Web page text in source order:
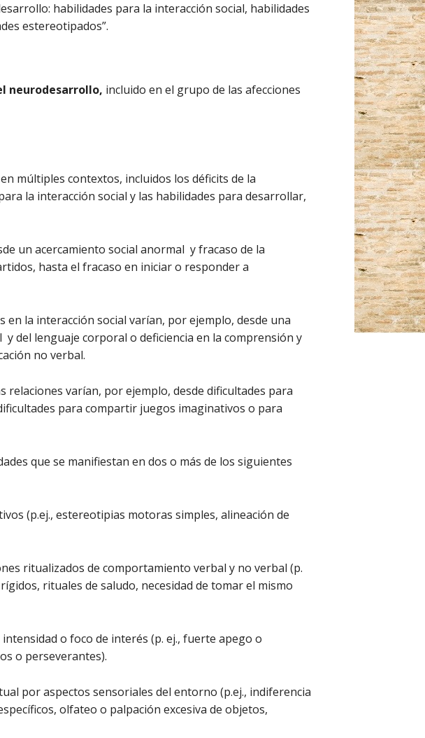
habilidades para la interacción social, habilidades
estereotipados”.
neurodesarrollo, incluido en el grupo de las afecciones
múltiples contextos, incluidos los déficits de la
la interacción social y las habilidades para desarrollar,
un acercamiento social anormal y fracaso de la
hasta el fracaso en iniciar o responder a
la interacción social varían, por ejemplo, desde una
del lenguaje corporal o deficiencia en la comprensión y
no verbal.
varían, por ejemplo, desde dificultades para
para compartir juegos imaginativos o para
que se manifiestan en dos o más de los siguientes
(p.ej., estereotipias motoras simples, alineación de
ritualizados de comportamiento verbal y no verbal (p.
rituales de saludo, necesidad de tomar el mismo
o foco de interés (p. ej., fuerte apego o
o perseverantes).
por aspectos sensoriales del entorno (p.ej., indiferencia
olfateo o palpación excesiva de objetos,